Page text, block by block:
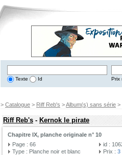
Texte Id Prix
> Catalogue > Riff Reb's >Album(s) sans série >
Riff Reb's-Kernok le pirate
Chapitre IX, planche originale n° 10
Page : 66
Type : Planche noir et blanc
id :
Prix :3